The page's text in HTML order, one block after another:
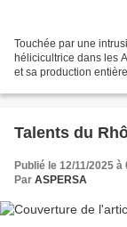
Touchée par une
hélicicultrice dans les
et sa production
Talents du
Publié le 12/11/2025 à
Par ASPERSA